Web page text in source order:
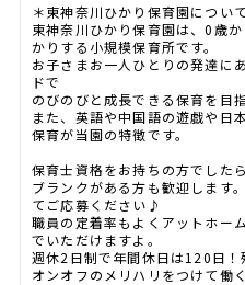
＊東神奈川ひかり保育園について
東神奈川ひかり保育園は、0歳
かりする小規模保育所です。
お子さまお一人ひとりの発達に
ドで
のびのびと成長できる保育を目
また、英語や中国語の遊戯や日
保育が当園の特徴です。
保育士資格をお持ちの方でした
ブランクがある方も歓迎します
てご応募ください♪
職員の定着率もよくアットホー
でいただけますよ。
週休2日制で年間休日は120日！
オンオフのメリハリをつけて働